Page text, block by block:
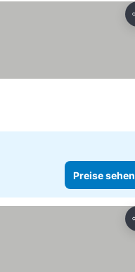
Preise sehen